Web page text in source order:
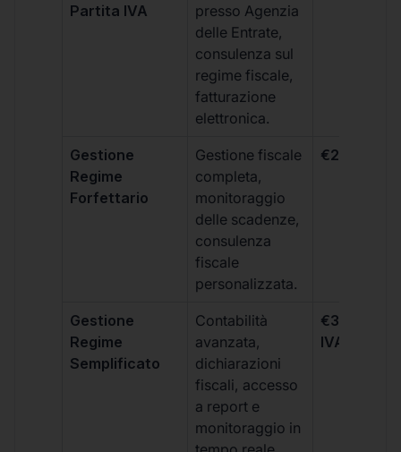
Partita IVA
presso Agenzia
delle Entrate,
consulenza sul
regime fiscale,
fatturazione
elettronica.
Gestione
Regime
Forfettario
Gestione fiscale
completa,
monitoraggio
delle scadenze,
consulenza
fiscale
personalizzata.
€264 +
Gestione
Regime
Semplificato
Contabilità
avanzata,
dichiarazioni
fiscali, accesso
a report e
monitoraggio in
€333 +
IVA/